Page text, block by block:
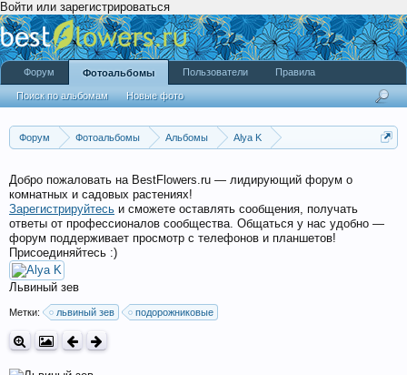
Войти или зарегистрироваться
Форум Фотоальбомы Альбомы
Alya K
Добро пожаловать на BestFlowers.ru — лидирующий форум о
комнатных и садовых растениях!
Зарегистрируйтесь и сможете оставлять сообщения, получать
ответы от профессионалов сообщества. Общаться у нас удобно —
форум поддерживает просмотр с телефонов и планшетов!
Присоединяйтесь :)
Львиный зев
Метки: львиный зев подорожниковые
Форум Фотоальбомы
Поиск по альбомам Новые фото
Пользователи Правила